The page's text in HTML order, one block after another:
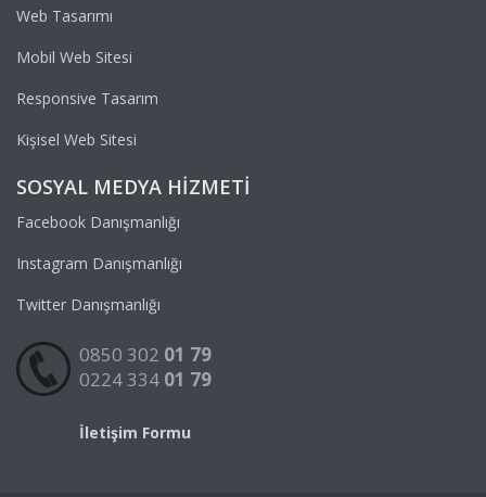
Web Tasarımı
Mobil Web Sitesi
Responsive Tasarım
Kişisel Web Sitesi
SOSYAL MEDYA HIZMETI
Facebook Danışmanlığı
Instagram Danışmanlığı
Twitter Danışmanlığı
0850 302 01 79
0224 334 01 79
İletişim Formu